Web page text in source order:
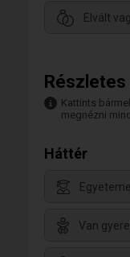
Elvált
Részletes
Kattints
megnézni
Háttér
Van